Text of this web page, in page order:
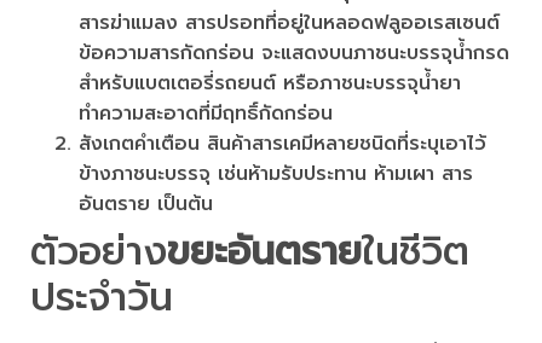
สารฆ่าแมลง สารปรอทที่อยู่ในหลอดฟลูออเรสเซนต์
ข้อความสารกัดกร่อน จะแสดงบนภาชนะบรรจุน้ำกรด
สำหรับแบตเตอรี่รถยนต์ หรือภาชนะบรรจุน้ำยา
ทำความสะอาดที่มีฤทธิ์กัดกร่อน
สังเกตคำเตือน สินค้าสารเคมีหลายชนิดที่ระบุเอาไว้
ข้างภาชนะบรรจุ เช่นห้ามรับประทาน ห้ามเผา สาร
อันตราย เป็นต้น
ตัวอย่างขยะอันตรายในชีวิต
ประจำวัน